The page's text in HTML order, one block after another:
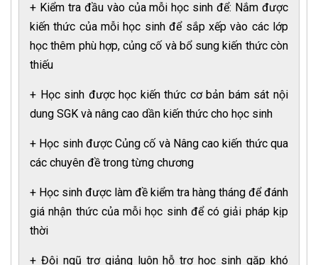
+ Kiểm tra đầu vào của mỗi học sinh để: Nắm được
kiến thức của mỗi học sinh để sắp xếp vào các lớp
học thêm phù hợp, củng cố và bổ sung kiến thức còn
thiếu
+ Học sinh được học kiến thức cơ bản bám sát nội
dung SGK và nâng cao dần kiến thức cho học sinh
+ Học sinh được Củng cố và Nâng cao kiến thức qua
các chuyên đề trong từng chương
+ Học sinh được làm đề kiểm tra hàng tháng để đánh
giá nhận thức của mỗi học sinh để có giải pháp kịp
thời
+ Đội ngũ trợ giảng luôn hỗ trợ học sinh gặp khó